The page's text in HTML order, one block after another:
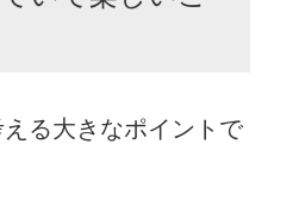
る大きなポイントで